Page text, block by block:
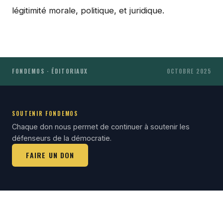
légitimité morale, politique, et juridique.
FONDEMOS · ÉDITORIAUX OCTOBRE 2025
SOUTENIR FONDEMOS
Chaque don nous permet de continuer à soutenir les
défenseurs de la démocratie.
FAIRE UN DON